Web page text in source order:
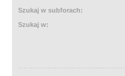
Szukaj w subforach:
Szukaj w: